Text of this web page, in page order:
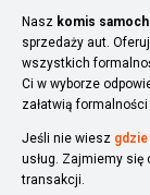
Nasz komis
sprzedaży aut.
wszystkich
Ci w wyborze
załatwią
Jeśli nie wiesz
usług. Zajmiemy się
transakcji.